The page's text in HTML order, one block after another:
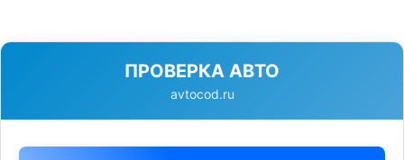
ПРОВЕРКА АВТО
avtocod.ru